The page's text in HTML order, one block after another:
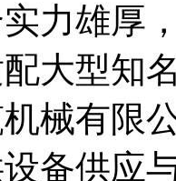
力雄厚
大型知
械有限
备供应